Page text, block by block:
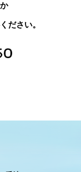
ださい。